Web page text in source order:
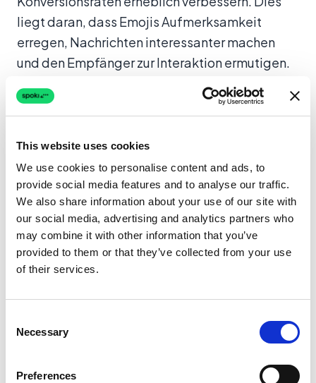
This website uses cookies
We use cookies to personalise content and ads, to
provide social media features and to analyse our traffic.
We also share information about your use of our site with
our social media, advertising and analytics partners who
may combine it with other information that you’ve
provided to them or that they’ve collected from your use
of their services.
Selection
Necessary
Preferences
liegt daran, dass Emojis Aufmerksamkeit
erregen, Nachrichten interessanter machen
und den Empfänger zur Interaktion ermutigen.
So funktioniert es:
Emojis helfen, die wahrgenommene Distanz
zwischen Sender und Empfänger zu verringern,
wodurch die Kommunikation weniger formell
und persönlicher wird. Kunden fühlen sich
wohler, auf Nachrichten zu antworten, die nicht
generisch oder kalt wirken.
Nachrichten visuell interessanter, was den